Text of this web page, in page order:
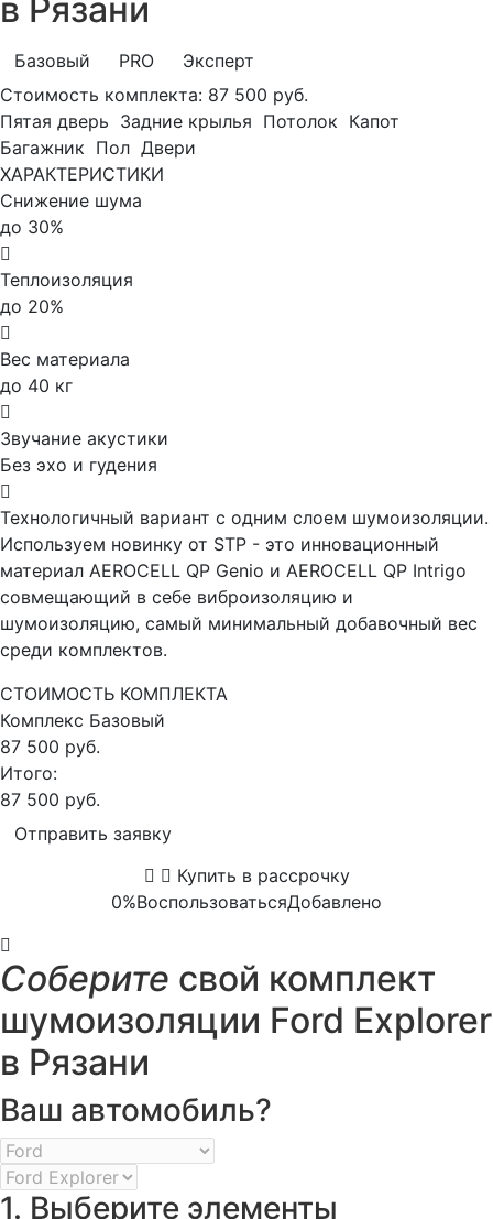
в Рязани
Базовый PRO
Эксперт
Стоимость комплекта: 87 500 руб.
Пятая дверь Задние крылья Потолок Капот
Багажник Пол Двери
ХАРАКТЕРИСТИКИ
Снижение шума
до 30%
Теплоизоляция
до 20%
Вес материала
до 40 кг
Звучание акустики
Без эхо и гудения
Технологичный вариант с одним слоем шумоизоляции.
Используем новинку от STP - это инновационный
материал AEROCELL QP Genio и AEROCELL QP Intrigo
совмещающий в себе виброизоляцию и
шумоизоляцию, самый минимальный добавочный вес
среди комплектов.
СТОИМОСТЬ КОМПЛЕКТА
Комплекс Базовый
87 500 руб.
Итого:
87 500 руб.
Отправить заявку
Купить в рассрочку
0%ВоспользоватьсяДобавлено
Соберите свой комплект
шумоизоляции Ford Explorer
в Рязани
Ваш автомобиль?
1. Выберите элементы